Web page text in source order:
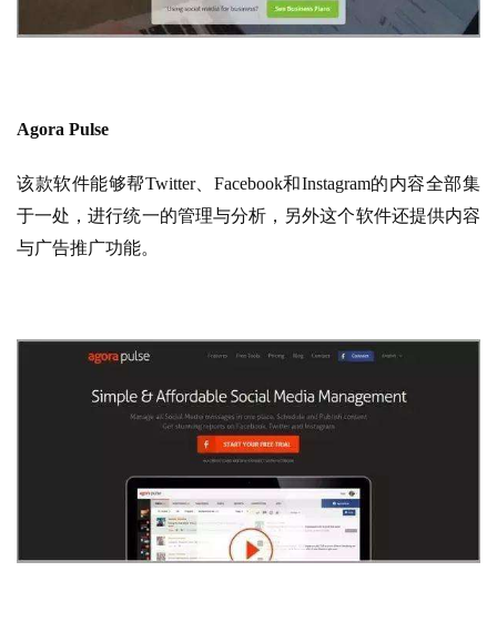
Agora Pulse
该款软件能够帮Twitter、Facebook和Instagram的内容全部集
于一处，进行统一的管理与分析，另外这个软件还提供内容
与广告推广功能。